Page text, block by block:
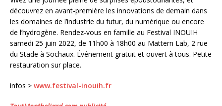
découvrez en avant-première les innovations de demain dans
les domaines de l’industrie du futur, du numérique ou encore
de l’hydrogène. Rendez-vous en famille au Festival INOUIH
samedi 25 juin 2022, de 11h00 à 18h00 au Mattern Lab, 2 rue
du Stade à Sochaux. Événement gratuit et ouvert à tous. Petite
restauration sur place.
infos > www.festival-inouih.fr